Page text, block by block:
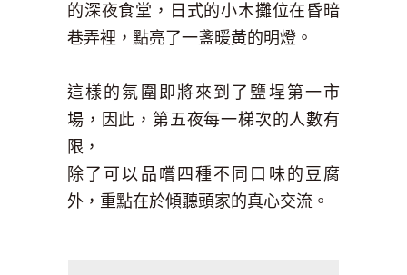
的深夜食堂，日式的小木攤位在昏暗
巷弄裡，點亮了一盞暖黃的明燈。
這樣的氛圍即將來到了鹽埕第一市
場，因此，第五夜每一梯次的人數有
限，
除了可以品嚐四種不同口味的豆腐
外，重點在於傾聽頭家的真心交流。